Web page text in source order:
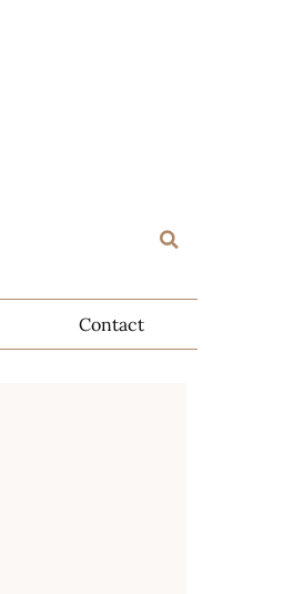
Contact